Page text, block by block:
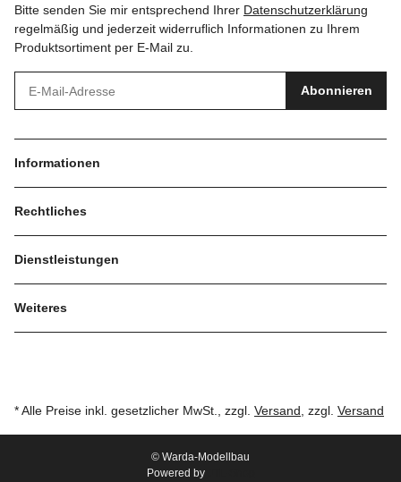
Bitte senden Sie mir entsprechend Ihrer Datenschutzerklärung
regelmäßig und jederzeit widerruflich Informationen zu Ihrem
Produktsortiment per E-Mail zu.
Abonnieren
Informationen
Rechtliches
Dienstleistungen
Weiteres
* Alle Preise inkl. gesetzlicher MwSt., zzgl. Versand , zzgl. Versand
© Warda-Modellbau
Powered by